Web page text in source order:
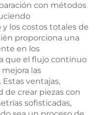
con métodos
los costos totales de
proporciona una
en los
que el flujo continuo
las
ventajas,
de crear piezas con
sofisticadas,